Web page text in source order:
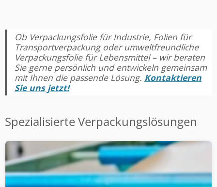
Ob Verpackungsfolie für Industrie, Folien für
Transportverpackung oder umweltfreundliche
Verpackungsfolie für Lebensmittel – wir beraten
Sie gerne persönlich und entwickeln gemeinsam
mit Ihnen die passende Lösung. Kontaktieren
Sie uns jetzt!
Spezialisierte Verpackungslösungen